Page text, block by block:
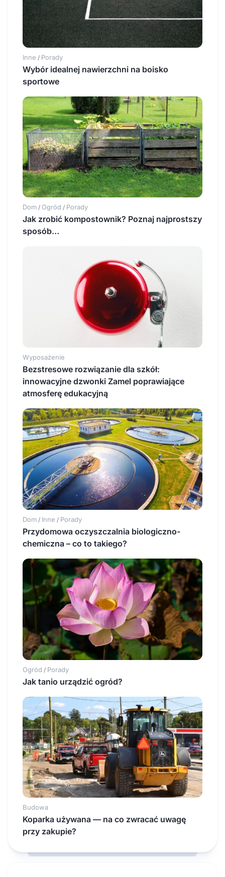
Inne / Porady
Wybór idealnej nawierzchni na boisko
sportowe
Dom / Ogród / Porady
Jak zrobić kompostownik? Poznaj najprostszy
sposób…
Wyposażenie
Bezstresowe rozwiązanie dla szkół:
innowacyjne dzwonki Zamel poprawiające
atmosferę edukacyjną
Dom / Inne / Porady
Przydomowa oczyszczalnia biologiczno-
chemiczna – co to takiego?
Ogród / Porady
Jak tanio urządzić ogród?
Budowa
Koparka używana — na co zwracać uwagę
przy zakupie?